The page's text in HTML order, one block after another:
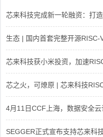
芯来科技完成新一轮融资：打
生态 | 国内首套完整开源RISC-
芯来科技获小米投资，加速
芯之火，可燎原 | 芯来科技
4月11日CCF上海，数据安全
SEGGER正式宣布支持芯来科